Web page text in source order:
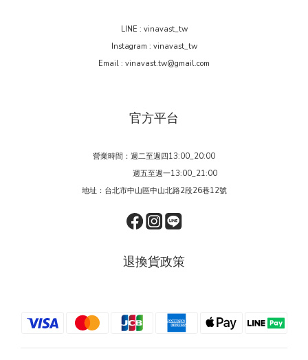
LINE : vinavast_tw
Instagram : vinavast_tw
Email : vinavast.tw@gmail.com
官方平台
營業時間：週二至週四13:00_20:00
週五至週一13:00_21:00
地址：台北市中山區中山北路2段26巷12號
退換貨政策